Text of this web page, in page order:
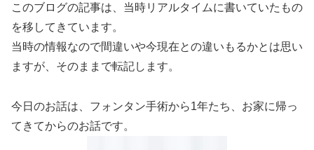
このブログの記事は、当時リアルタイムに書いていたもの
を移してきています。
当時の情報なので間違いや今現在との違いもるかとは思い
ますが、そのままで転記します。
今日のお話は、フォンタン手術から1年たち、お家に帰っ
てきてからのお話です。